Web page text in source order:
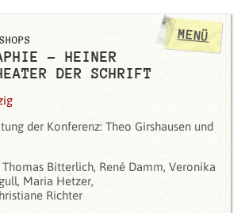
- HEINER
DER SCHRIFT
der Konferenz: Theo Girshausen und
Bitterlich, René Damm, Veronika
Maria Hetzer,
Richter
MENÜ